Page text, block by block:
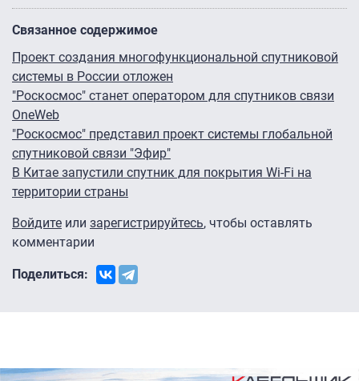
Связанное содержимое
Проект создания многофункциональной спутниковой
системы в России отложен
"Роскосмос" станет оператором для спутников связи
OneWeb
"Роскосмос" представил проект системы глобальной
спутниковой связи "Эфир"
В Китае запустили спутник для покрытия Wi-Fi на
территории страны
Войдите или зарегистрируйтесь, чтобы оставлять
комментарии
Поделиться: